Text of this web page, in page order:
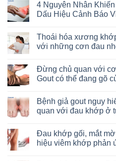
4 Nguyên Nhân
Dấu Hiệu Cảnh Báo
Thoái hóa xương
với những cơn đau
Đừng chủ quan với
Gout có thể đang gõ
Bệnh giả gout nguy
quan với đau khớp ở
Đau khớp gối, mắt
hiệu viêm khớp phản